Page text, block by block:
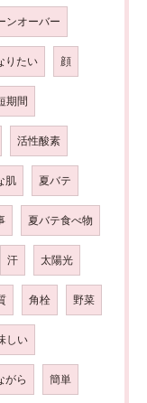
ンオーバー
りたい 顔
期間
活性酸素
肌 夏バテ
夏バテ食べ物
汗 太陽光
角栓 野菜
しい
がら 簡単